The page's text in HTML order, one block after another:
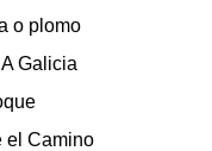
o plomo
Galicia
el Camino